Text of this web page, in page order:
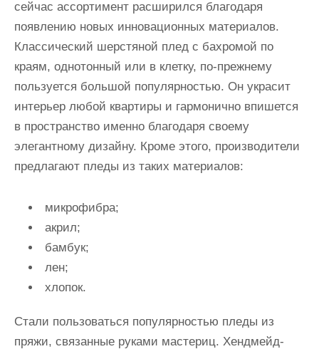
сейчас ассортимент расширился благодаря
появлению новых инновационных материалов.
Классический шерстяной плед с бахромой по
краям, однотонный или в клетку, по-прежнему
пользуется большой популярностью. Он украсит
интерьер любой квартиры и гармонично впишется
в пространство именно благодаря своему
элегантному дизайну. Кроме этого, производители
предлагают пледы из таких материалов:
микрофибра;
акрил;
бамбук;
лен;
хлопок.
Стали пользоваться популярностью пледы из
пряжи, связанные руками мастериц. Хендмейд-